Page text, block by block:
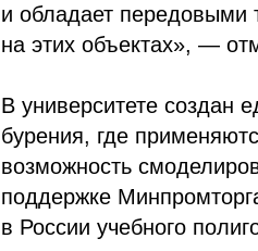
и обладает передовыми
на этих объектах», —
В университете создан
бурения, где
возможность
поддержке
в России учебного